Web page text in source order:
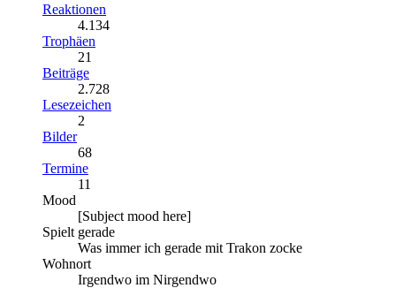
Reaktionen
4.134
Trophäen
21
Beiträge
2.728
Lesezeichen
2
Bilder
68
Termine
11
Mood
[Subject mood here]
Spielt gerade
Was immer ich gerade mit Trakon zocke
Wohnort
Irgendwo im Nirgendwo